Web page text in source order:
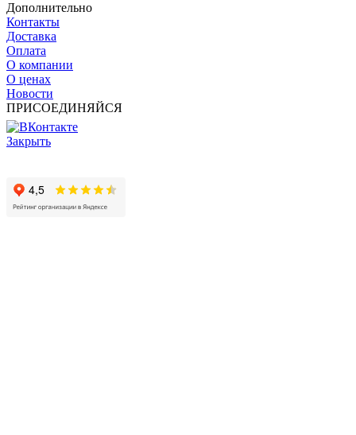
Дополнительно
Контакты
Доставка
Оплата
О компании
О ценах
Новости
ПРИСОЕДИНЯЙСЯ
Закрыть